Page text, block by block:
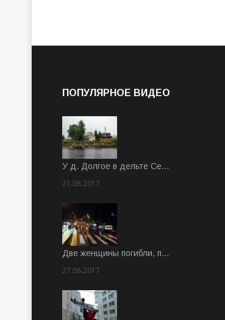
ПОПУЛЯРНОЕ ВИДЕО
У д. Долгое в дельте Се…
21.08.2017
Две женщины погибли, п…
27.08.2017